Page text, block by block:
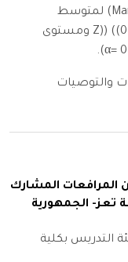
بلغت قيمة مأن وتني (Mann-Whitney U) لمتوسط
الرتب (11.500)، كما بلغت قيمة Z)) ((0.822 ومستوى
والتوصيات
المرافعات المشارك
تعز- الجمهورية
التدريس بكلية